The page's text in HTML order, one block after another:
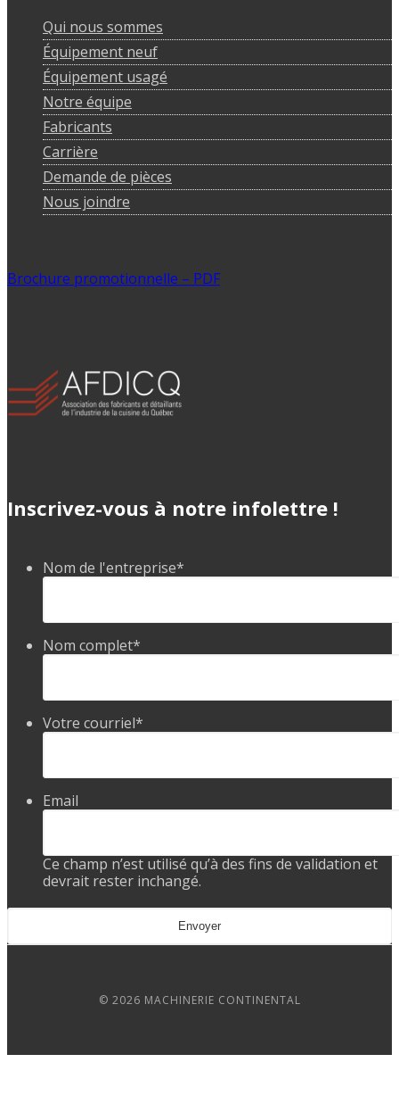
Qui nous sommes
Équipement neuf
Équipement usagé
Notre équipe
Fabricants
Carrière
Demande de pièces
Nous joindre
Brochure promotionnelle – PDF
Inscrivez-vous à notre infolettre !
Nom de l'entreprise*
Nom complet*
Votre courriel*
Email
Ce champ n’est utilisé qu’à des fins de validation et
devrait rester inchangé.
© 2026 MACHINERIE CONTINENTAL